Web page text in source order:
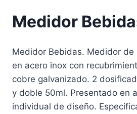
Medidor
Medidor Bebidas. Medidor
en acero inox con
cobre galvanizado. 2
y doble 50ml. Presentado en
individual de diseño.